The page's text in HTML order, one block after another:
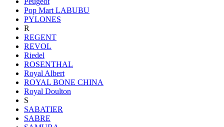
Pop Mart LABUBU
PYLONES
R
REGENT
REVOL
Riedel
ROSENTHAL
Royal Albert
ROYAL BONE CHINA
Royal Doulton
S
SABATIER
SABRE